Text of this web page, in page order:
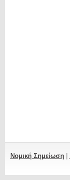
Νομική Σημείωση|